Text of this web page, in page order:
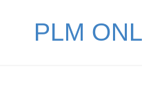
PLM